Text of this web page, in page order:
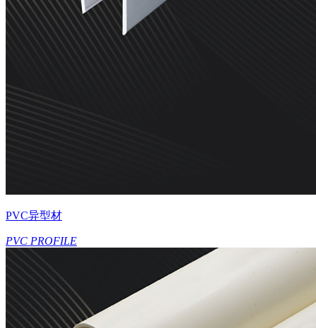
PVC异型材
PVC PROFILE